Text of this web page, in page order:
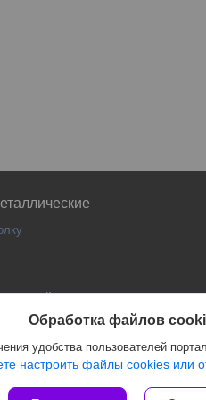
Сайт создан на платформе
Политика обработки файлов
Обработка файлов
удобства пользователей
настроить файлы cookies или
PANKOR |
Пожаловаться на
Select Language ▼